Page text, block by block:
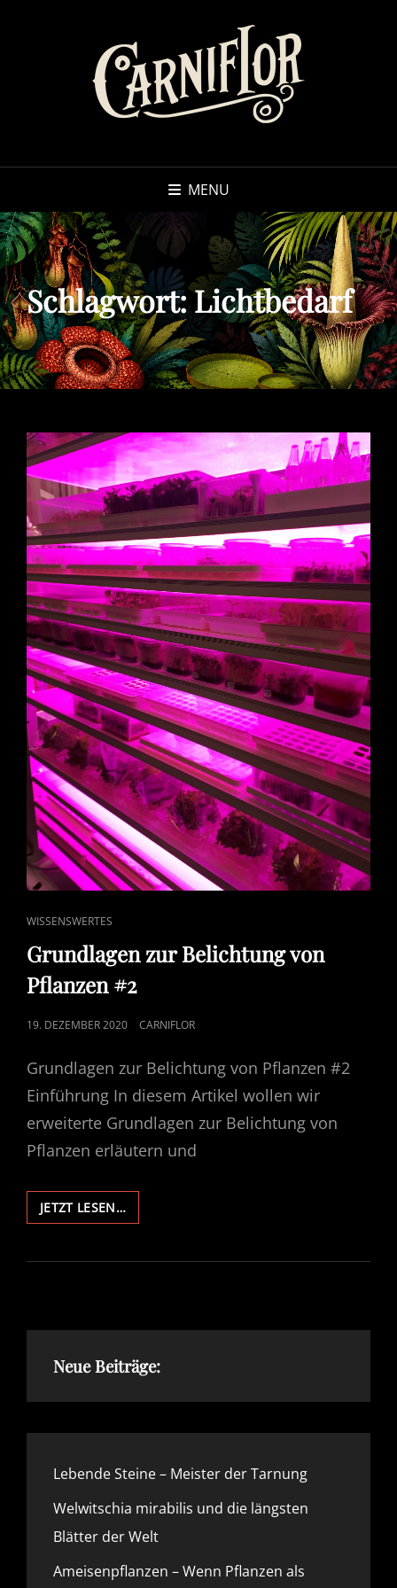
MENU
Schlagwort:Lichtbedarf
CAT
LINKS
WISSENSWERTES
Grundlagen zur Belichtung von
Pflanzen #2
POSTED
19. DEZEMBER 2020 CARNIFLOR
Grundlagen zur Belichtung von Pflanzen #2
Einführung In diesem Artikel wollen wir
erweiterte Grundlagen zur Belichtung von
Pflanzen erläutern und
JETZT LESEN…GRUNDLAGEN
ZUR
VON
Neue Beiträge:
Lebende Steine – Meister der Tarnung
Welwitschia mirabilis und die längsten
Blätter der Welt
Ameisenpflanzen – Wenn Pflanzen als